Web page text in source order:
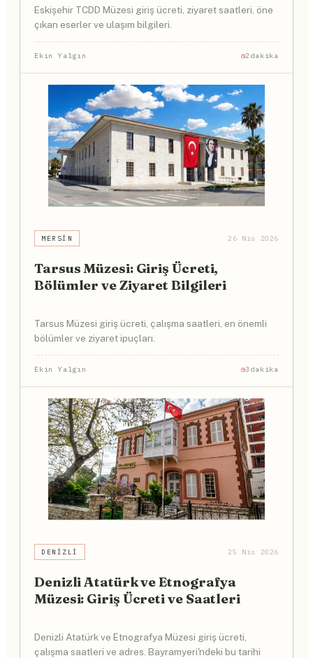
Eskişehir TCDD Müzesi giriş ücreti, ziyaret saatleri, öne
çıkan eserler ve ulaşım bilgileri.
Ekin Yalgın 2dakika
MERSIN 26 Nis 2026
Tarsus Müzesi: Giriş Ücreti,
Bölümler ve Ziyaret Bilgileri
Tarsus Müzesi giriş ücreti, çalışma saatleri, en önemli
bölümler ve ziyaret ipuçları.
Ekin Yalgın 3dakika
DENIZLI 25 Nis 2026
Denizli Atatürk ve Etnografya
Müzesi: Giriş Ücreti ve Saatleri
Denizli Atatürk ve Etnografya Müzesi giriş ücreti,
çalışma saatleri ve adres. Bayramyeri'ndeki bu tarihi